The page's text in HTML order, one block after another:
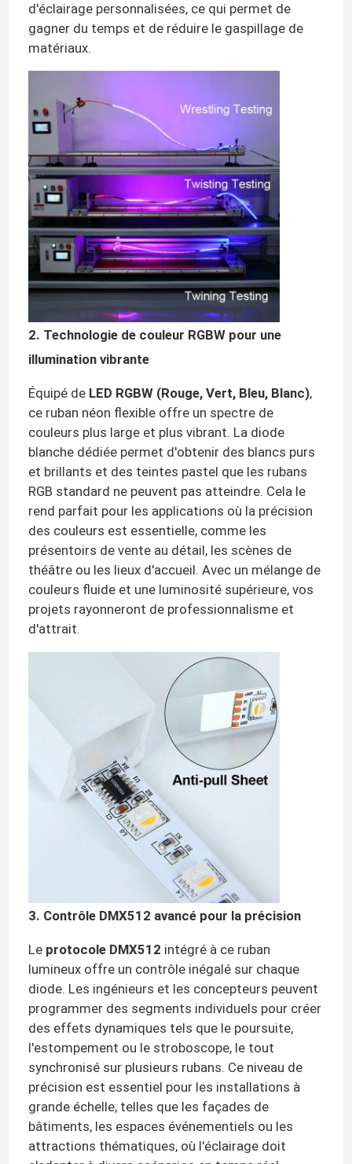
Aperçu
Visite d'usine
Contrôle de la qualité
Contact
nouvelles
Demande de soumission
Lumière de bande au néon de LED
d'éclairage personnalisées, ce qui permet de
gagner du temps et de réduire le gaspillage de
matériaux.
2. Technologie de couleur RGBW pour une
illumination vibrante
Équipé de LED RGBW (Rouge, Vert, Bleu, Blanc),
ce ruban néon flexible offre un spectre de
couleurs plus large et plus vibrant. La diode
blanche dédiée permet d'obtenir des blancs purs
et brillants et des teintes pastel que les rubans
RGB standard ne peuvent pas atteindre. Cela le
rend parfait pour les applications où la précision
des couleurs est essentielle, comme les
présentoirs de vente au détail, les scènes de
théâtre ou les lieux d'accueil. Avec un mélange de
couleurs fluide et une luminosité supérieure, vos
projets rayonneront de professionnalisme et
d'attrait.
3. Contrôle DMX512 avancé pour la précision
Le protocole DMX512 intégré à ce ruban
lumineux offre un contrôle inégalé sur chaque
diode. Les ingénieurs et les concepteurs peuvent
programmer des segments individuels pour créer
des effets dynamiques tels que le poursuite,
l'estompement ou le stroboscope, le tout
synchronisé sur plusieurs rubans. Ce niveau de
précision est essentiel pour les installations à
grande échelle, telles que les façades de
bâtiments, les espaces événementiels ou les
attractions thématiques, où l'éclairage doit